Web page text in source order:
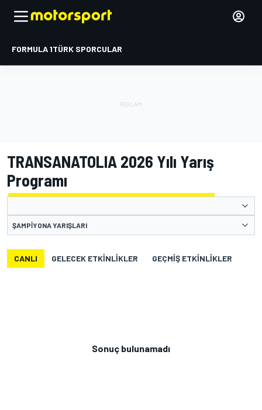
FORMULA 1TÜRK SPORCULAR
TRANSANATOLIA 2026 Yılı Yarış
Programı
ŞAMPIYONA YARIŞLARI
CANLI GELECEK ETKINLIKLER GEÇMIŞ ETKINLIKLER
Sonuç bulunamadı